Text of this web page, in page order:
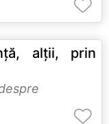
alţii, prin